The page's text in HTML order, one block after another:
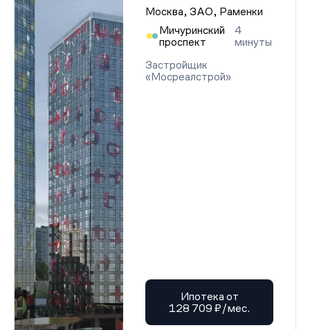
Москва, ЗАО, Раменки
Мичуринский
проспект
4
минуты
Застройщик
«Мосреалстрой»
Ипотека от
128 709 ₽/мес.